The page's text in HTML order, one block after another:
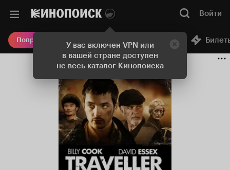
У вас включен VPN или
в вашей стране доступен
не весь каталог Кинопоиска
Войти
Попробовать Плюс Онлайн-кинотеатр